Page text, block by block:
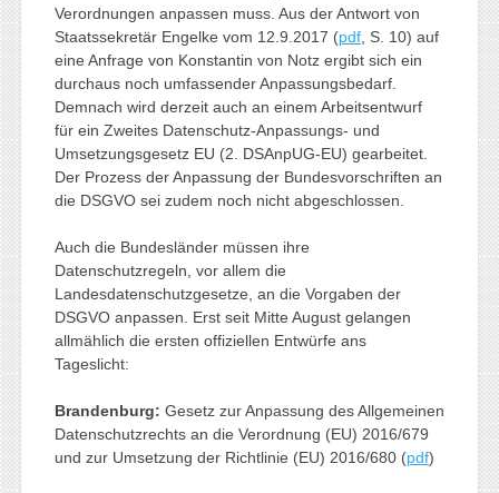
Verordnungen anpassen muss. Aus der Antwort von
Staatssekretär Engelke vom 12.9.2017 (pdf, S. 10) auf
eine Anfrage von Konstantin von Notz ergibt sich ein
durchaus noch umfassender Anpassungsbedarf.
Demnach wird derzeit auch an einem Arbeitsentwurf
für ein Zweites Datenschutz-Anpassungs- und
Umsetzungsgesetz EU (2. DSAnpUG-EU) gearbeitet.
Der Prozess der Anpassung der Bundesvorschriften an
die DSGVO sei zudem noch nicht abgeschlossen.
Auch die Bundesländer müssen ihre
Datenschutzregeln, vor allem die
Landesdatenschutzgesetze, an die Vorgaben der
DSGVO anpassen. Erst seit Mitte August gelangen
allmählich die ersten offiziellen Entwürfe ans
Tageslicht:
Brandenburg: Gesetz zur Anpassung des Allgemeinen
Datenschutzrechts an die Verordnung (EU) 2016/679
und zur Umsetzung der Richtlinie (EU) 2016/680 (pdf)